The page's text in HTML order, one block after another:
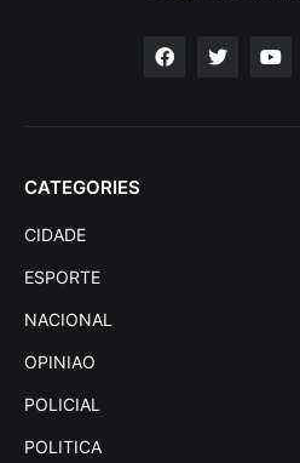
CATEGORIES
CIDADE
ESPORTE
NACIONAL
OPINIAO
POLICIAL
POLITICA